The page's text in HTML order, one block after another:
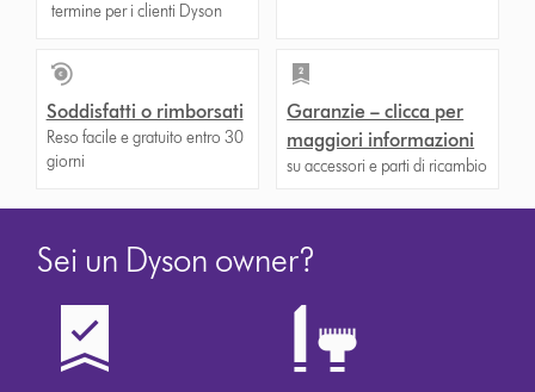
termine per i clienti Dyson
Soddisfatti o rimborsati
Reso facile e gratuito entro 30
giorni
Garanzie – clicca per
maggiori informazioni
su accessori e parti di ricambio
Sei un Dyson owner?